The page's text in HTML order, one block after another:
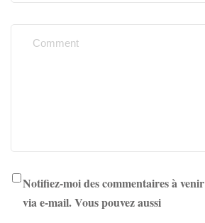
Notifiez-moi des commentaires à venir
via e-mail. Vous pouvez aussi